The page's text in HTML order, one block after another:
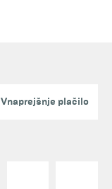
Vnaprejšnje plačilo